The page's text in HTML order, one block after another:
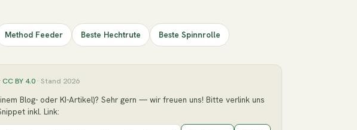
Method Feeder Beste Hechtrute Beste Spinnrolle
CC BY 4.0 · Stand 2026
Blog- oder KI-Artikel)? Sehr gern — wir freuen uns! Bitte verlink uns
inkl. Link: